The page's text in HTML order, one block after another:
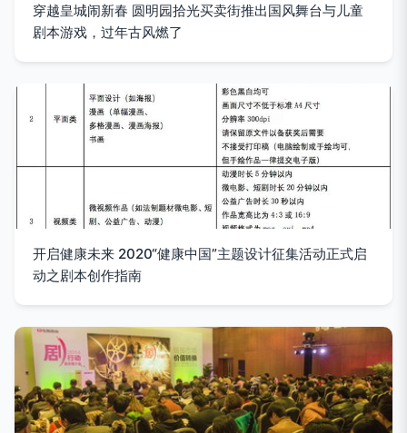
穿越皇城闹新春 圆明园拾光买卖街推出国风舞台与儿童
剧本游戏，过年古风燃了
开启健康未来 2020“健康中国”主题设计征集活动正式启
动之剧本创作指南